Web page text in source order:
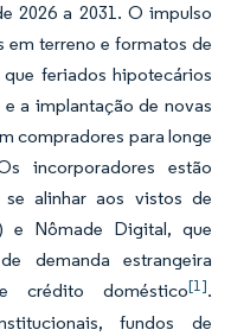
2026 a 2031. O impulso
em terreno e formatos de
feriados hipotecários
a implantação de novas
compradores para longe
incorporadores estão
alinhar aos vistos de
e Nômade Digital, que
demanda estrangeira
crédito doméstico[1].
fundos de